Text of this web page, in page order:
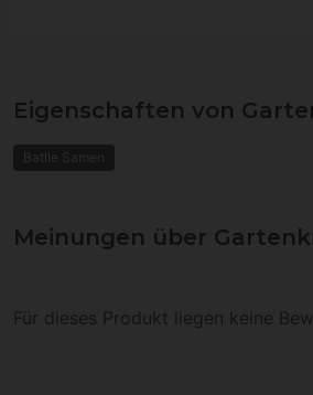
Eigenschaften von
Batlle Samen
Meinungen über
Für dieses Produkt liegen keine